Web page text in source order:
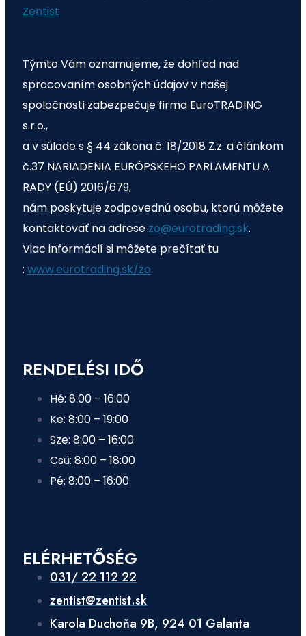
Zentist
Týmto Vám oznamujeme, že dohľad nad
spracovaním osobných údajov v našej
spoločnosti zabezpečuje firma EuroTRADING
s.r.o.,
a v súlade s § 44 zákona č. 18/2018 Z.z. a článkom
č.37 NARIADENIA EURÓPSKEHO PARLAMENTU A
RADY (EÚ) 2016/679,
nám poskytuje zodpovednú osobu, ktorú môžete
kontaktovať na adrese zo@eurotrading.sk.
Viac informácií si môžete prečítať tu
: www.eurotrading.sk/zo
RENDELÉSI IDŐ
Hé: 8.00 – 16:00
Ke: 8:00 – 19:00
Sze: 8:00 – 16:00
Csü: 8:00 – 18:00
Pé: 8:00 – 16:00
ELÉRHETŐSÉG
031/ 22 112 22
zentist@zentist.sk
Karola Duchoňa 9B, 924 01 Galanta